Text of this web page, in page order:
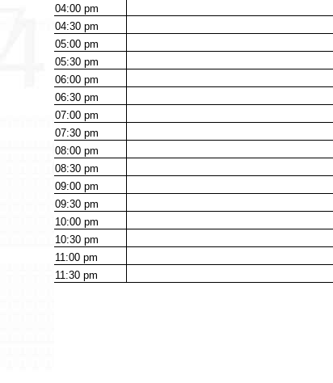
04:00pm
04:30pm
05:00pm
05:30pm
06:00pm
06:30pm
07:00pm
07:30pm
08:00pm
08:30pm
09:00pm
09:30pm
10:00pm
10:30pm
11:00pm
11:30pm